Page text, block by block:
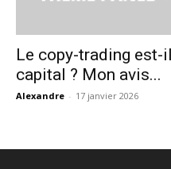
Le copy-trading est-
capital ? Mon avis...
Alexandre - 17 janvier 2026